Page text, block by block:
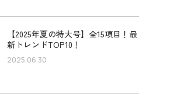
【2025年夏の特大号】全15項目！最
新トレンドTOP10！
2025.06.30